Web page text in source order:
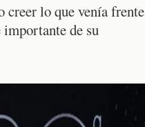
creer lo que venía frente
importante de su